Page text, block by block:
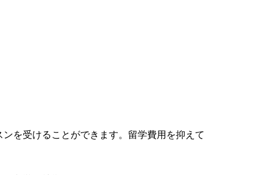
を受けることができます。 留学費用を抑えて